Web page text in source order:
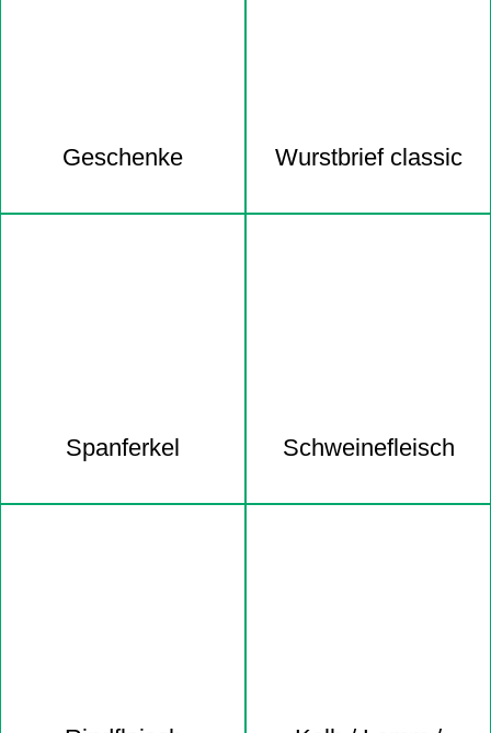
Geschenke Wurstbrief classic
Spanferkel Schweine­fleisch